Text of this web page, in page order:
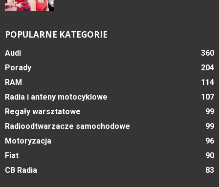
POPULARNE KATEGORIE
Audi
360
Porady
204
RAM
114
Radia i anteny motocyklowe
107
Regały warsztatowe
99
Radioodtwarzacze samochodowe
99
Motoryzacja
96
Fiat
90
CB Radia
83